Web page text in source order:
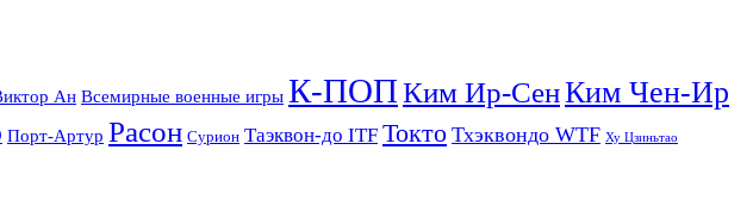
Ан Всемирные военные игры К-ПОПКим Ир-СенКим Чен-Ир
Порт-Артур Расон Сурион Таэквон-до ITF Токто Тхэквондо WTF Ху Цзиньтао